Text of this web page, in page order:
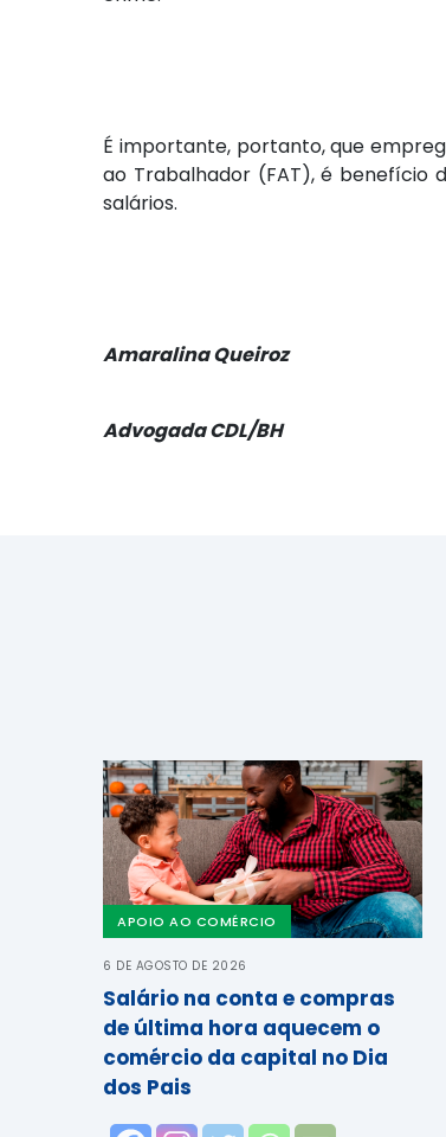
É importante, portanto, que
ao Trabalhador (FAT), é benefício
salários.
Amaralina Queiroz
Advogada CDL/BH
APOIO AO COMÉRCIO
6 DE AGOSTO DE 2026
Salário na conta e compras
de última hora aquecem o
comércio da capital no Dia
dos Pais